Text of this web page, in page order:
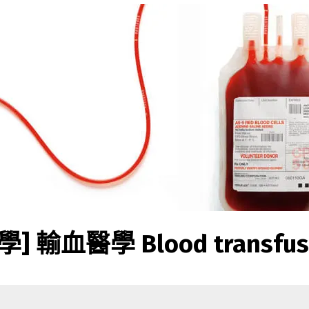
] 輸血醫學 Blood